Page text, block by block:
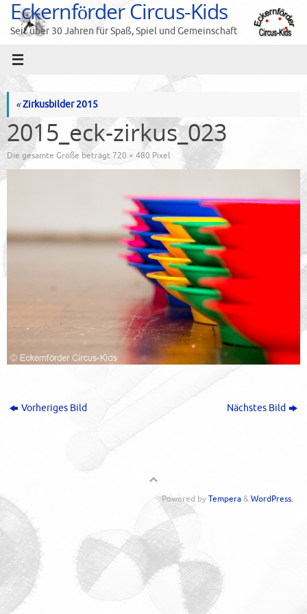
Zum
Inhalt
springen
Eckernförder Circus-Kids
Seit über 30 Jahren für Spaß, Spiel und Gemeinschaft
«Zirkusbilder 2015
2015_eck-zirkus_023
Die gesamte Größe beträgt720 × 480 Pixel
Vorheriges Bild Nächstes Bild
Powered byTempera&WordPress.